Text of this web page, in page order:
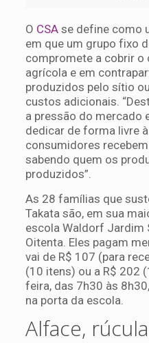
O CSAse define como
em que um grupo fixo
compromete a cobrir o
agrícola e em
produzidos pelo sítio
custos adicionais.
a pressão do mercado
dedicar de forma livre
consumidores
sabendo quem os
produzidos”.
As 28 famílias que
Takata são, em sua
escola Waldorf Jardim
Oitenta. Eles pagam
vai de R$ 107 (para
(10 itens) ou a R$ 202
feira, das 7h30 às
na porta da escola.
Alface,